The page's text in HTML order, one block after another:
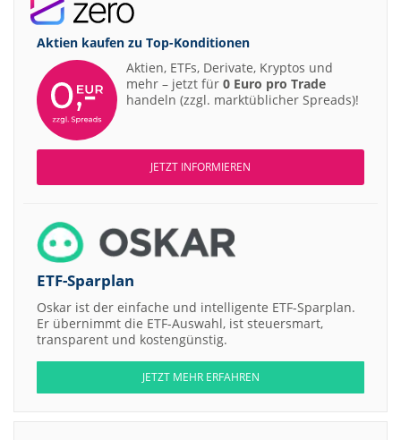
Aktien kaufen zu Top-Konditionen
Aktien, ETFs, Derivate, Kryptos und
mehr – jetzt für 0 Euro pro Trade
handeln (zzgl. marktüblicher Spreads)!
JETZT INFORMIEREN
ETF-Sparplan
Oskar ist der einfache und intelligente ETF-Sparplan.
Er übernimmt die ETF-Auswahl, ist steuersmart,
transparent und kostengünstig.
JETZT MEHR ERFAHREN